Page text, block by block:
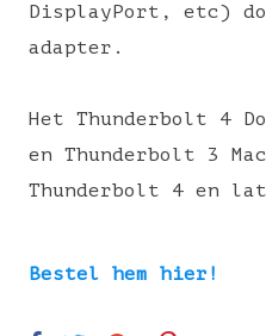
DisplayPort, etc)
adapter.
Het Thunderbolt 4
en Thunderbolt 3
Thunderbolt 4 en
Bestel hem hier!